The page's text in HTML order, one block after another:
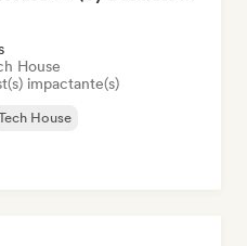
House
impactante(s)
House